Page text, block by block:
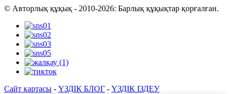
© Авторлық құқық - 2010-2026: Барлық құқықтар қорғалған.
Сайт картасы - ҮЗДІК БЛОГ - ҮЗДІК ІЗДЕУ